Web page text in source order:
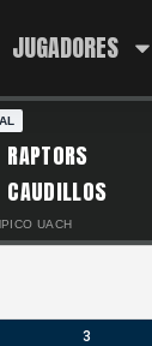
JUGADORES
RAPTORS
CAUDILLOS
UACH
3